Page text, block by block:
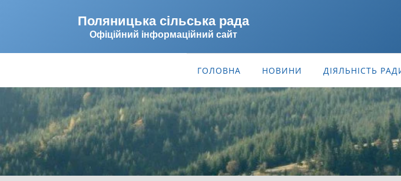
Поляницька сільська рада
Офіційний інформаційний сайт
ГОЛОВНА НОВИНИ ДІЯЛЬНІСТЬ